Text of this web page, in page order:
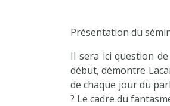
Présentation du
Il sera ici question
début, démontre
de chaque jour du
? Le cadre du